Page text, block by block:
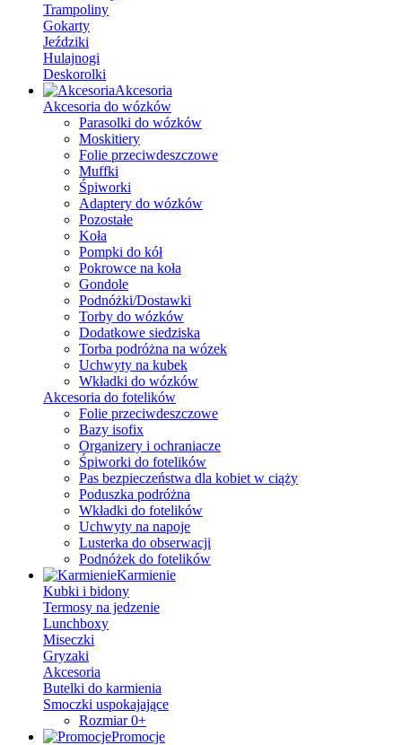
Trampoliny
Gokarty
Jeździki
Hulajnogi
Deskorolki
Akcesoria
Akcesoria do wózków
Parasolki do wózków
Moskitiery
Folie przeciwdeszczowe
Muffki
Śpiworki
Adaptery do wózków
Pozostałe
Koła
Pompki do kół
Pokrowce na koła
Gondole
Podnóżki/Dostawki
Torby do wózków
Dodatkowe siedziska
Torba podróżna na wózek
Uchwyty na kubek
Wkładki do wózków
Akcesoria do fotelików
Folie przeciwdeszczowe
Bazy isofix
Organizery i ochraniacze
Śpiworki do fotelików
Pas bezpieczeństwa dla kobiet w ciąży
Poduszka podróżna
Wkładki do fotelików
Uchwyty na napoje
Lusterka do obserwacji
Podnóżek do fotelików
Karmienie
Kubki i bidony
Termosy na jedzenie
Lunchboxy
Miseczki
Gryzaki
Akcesoria
Butelki do karmienia
Smoczki uspokajające
Rozmiar 0+
Promocje